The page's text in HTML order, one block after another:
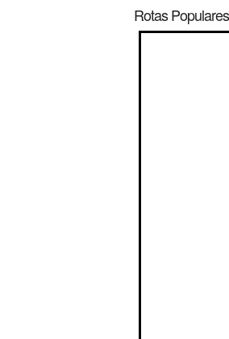
Rotas Populares